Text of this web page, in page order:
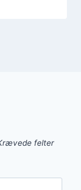
felter